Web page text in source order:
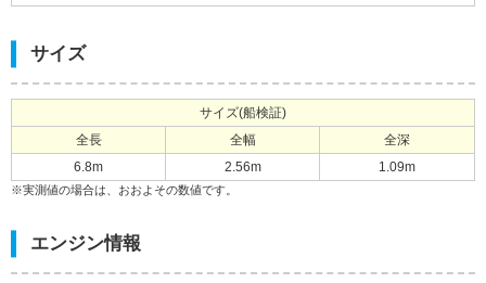
サイズ
サイズ(船検証)
全長
全幅
全深
6.8m
2.56m 1.09m
※実測値の場合は、おおよその数値です。
エンジン情報